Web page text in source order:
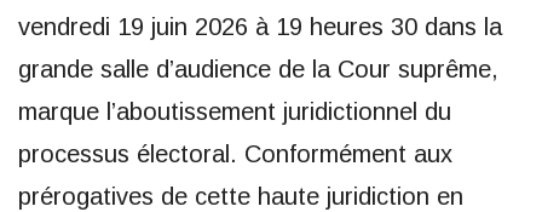
vendredi 19 juin 2026 à 19 heures 30 dans la
grande salle d’audience de la Cour suprême,
marque l’aboutissement juridictionnel du
processus électoral. Conformément aux
prérogatives de cette haute juridiction en